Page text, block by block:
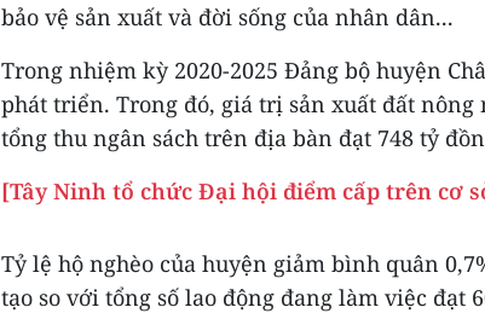
bảo vệ sản xuất và đời sống của nhân dân...
Trong nhiệm kỳ 2020-2025 Đảng bộ huyện
phát triển. Trong đó, giá trị sản xuất đất nông
tổng thu ngân sách trên địa bàn đạt 748 tỷ
[Tây Ninh tổ chức Đại hội điểm cấp trên cơ
Tỷ lệ hộ nghèo của huyện giảm bình quân
tạo so với tổng số lao động đang làm việc đạt